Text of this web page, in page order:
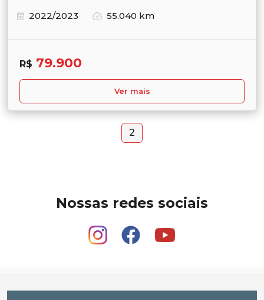
2022/2023
55.040 km
R$ 79.900
Ver mais
2
Nossas redes sociais